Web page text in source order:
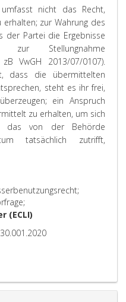
nicht das Recht,
zur Wahrung des
der Partei die Ergebnisse
zur Stellungnahme
VwGH 2013/07/0107).
dass die übermittelten
steht es ihr frei,
ein Anspruch
zu erhalten, um sich
das von der Behörde
tatsächlich zutrifft,
(ECLI)